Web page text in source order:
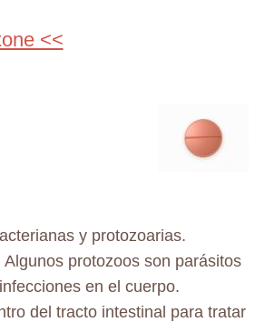
<<
y protozoarias.
protozoos son parásitos
en el cuerpo.
del tracto intestinal para tratar